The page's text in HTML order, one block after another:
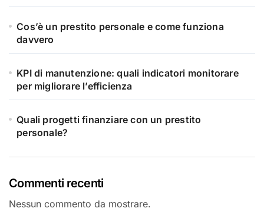
Cos’è un prestito personale e come funziona
davvero
KPI di manutenzione: quali indicatori monitorare
per migliorare l’efficienza
Quali progetti finanziare con un prestito
personale?
Commenti recenti
Nessun commento da mostrare.